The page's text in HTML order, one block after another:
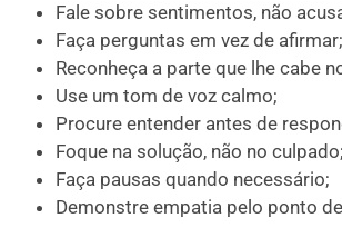
Fale sobre sentimentos, não
Faça perguntas em vez de afirmar;
Reconheça a parte que lhe cabe
Use um tom de voz calmo;
Procure entender antes de
Foque na solução, não no culpado;
Faça pausas quando necessário;
Demonstre empatia pelo ponto